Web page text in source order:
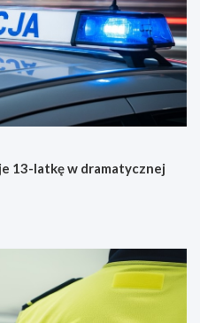
13-latkę w dramatycznej